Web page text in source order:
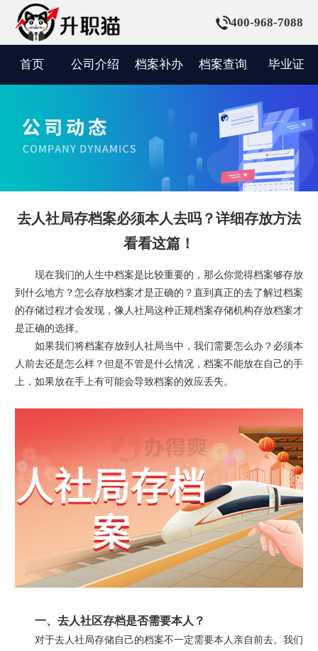
400-968-7088
首页 公司介绍 档案补办 档案查询 毕业证
去人社局存档案必须本人去吗？详细存放方法
看看这篇！
现在我们的人生中档案是比较重要的，那么你觉得档案够存放
到什么地方？怎么存放档案才是正确的？直到真正的去了解过档案
的存储过程才会发现，像人社局这种正规档案存储机构存放档案才
是正确的选择。
如果我们将档案存放到人社局当中，我们需要怎么办？必须本
人前去还是怎么样？但是不管是什么情况，档案不能放在自己的手
上，如果放在手上有可能会导致档案的效应丢失。
一、去人社区存档是否需要本人？
对于去人社局存储自己的档案不一定需要本人亲自前去。我们